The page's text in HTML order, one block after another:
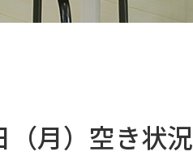
月）空き状況